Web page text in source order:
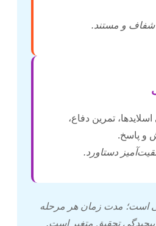
و مستند.
اسلایدها، تمرین دفاع،
و پاسخ.
دستاورد.
است؛ مدت زمان هر مرحله
تحقیق متغیر است.